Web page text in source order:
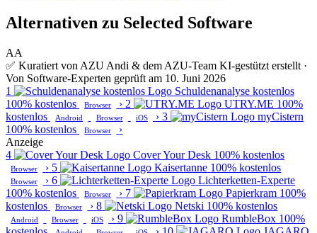
Alternativen zu Selected Software
AA
✅ Kuratiert von AZU Andi & dem AZU-Team KI-gestützt erstellt ·
Von Software-Experten geprüft am 10. Juni 2026
1
Schuldenanalyse kostenlos
100% kostenlos
Browser › 2 UTRY.ME 100%
kostenlos
Android Browser iOS › 3
myCistern
100% kostenlos
Browser
›
Anzeige
4
Cover Your Desk 100% kostenlos
Browser › 5 Kaisertanne 100% kostenlos
Browser › 6
Lichterketten-Experte
100% kostenlos
Browser › 7 Papierkram 100%
kostenlos
Browser › 8 Netski 100% kostenlos
Android Browser iOS › 9 RumbleBox 100%